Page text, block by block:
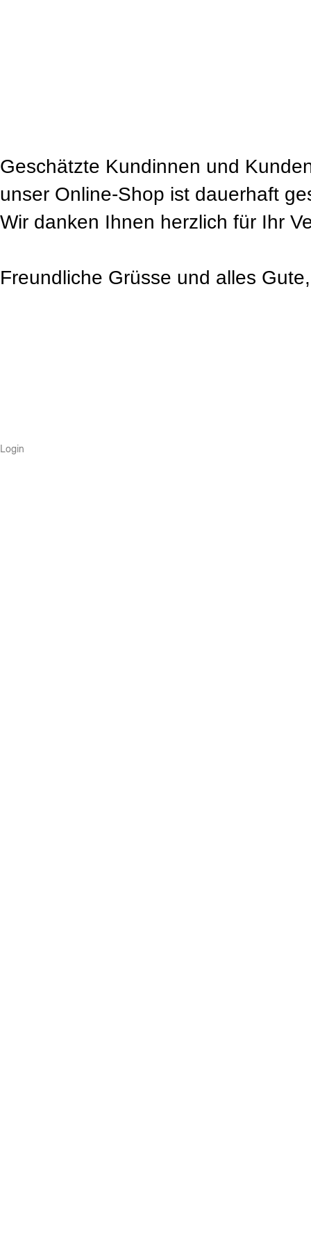
Geschätzte Kundinnen und
unser Online-Shop ist dauerhaft
Wir danken Ihnen herzlich für Ihr
Freundliche Grüsse und alles
Login